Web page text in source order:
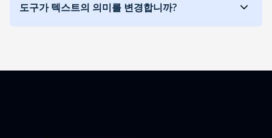
도구가 텍스트의 의미를 변경합니까?